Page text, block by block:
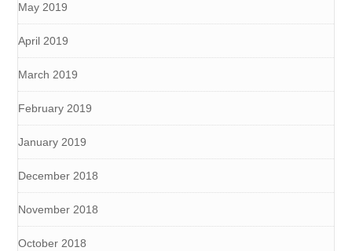
May 2019
April 2019
March 2019
February 2019
January 2019
December 2018
November 2018
October 2018